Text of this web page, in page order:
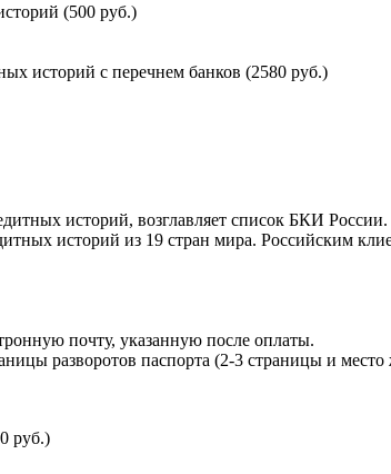
(500 руб.)
историй с перечнем банков (2580 руб.)
историй, возглавляет список БКИ
историй из 19 стран мира. Российским
почту, указанную после оплаты.
разворотов паспорта (2-3 страницы и
руб.)